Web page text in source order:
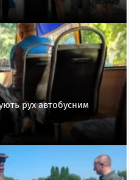
рух автобусним